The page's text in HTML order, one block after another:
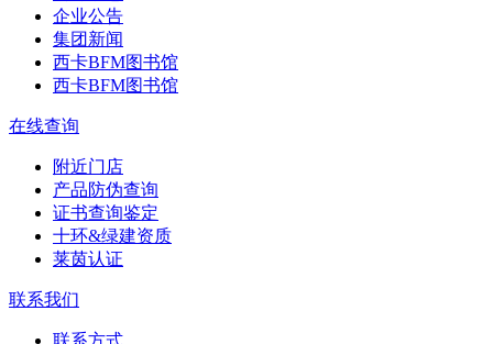
企业公告
集团新闻
西卡BFM图书馆
西卡BFM图书馆
在线查询
附近门店
产品防伪查询
证书查询鉴定
十环&绿建资质
莱茵认证
联系我们
联系方式